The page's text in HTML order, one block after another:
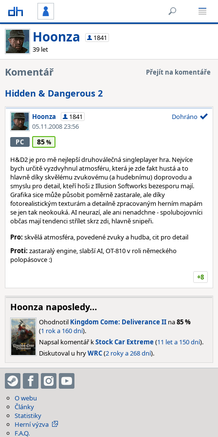
Hoonza
1841
39 let
Komentář Přejít na komentáře
Hidden & Dangerous 2
Hoonza
1841
05.11.2008 23:56
Dohráno
PC 85
H&D2 je pro mě nejlepší druhoválečná singleplayer hra. Nejvíce
bych určitě vyzdvyhnul atmosféru, která je zde fakt hustá a to
hlavně díky skvělému zvukovému (a hudebnímu) doprovodu a
smyslu pro detail, kteří hoši z Illusion Softworks bezesporu mají.
Grafika sice může působit poměrně zastarale, ale díky
fotorealistickým texturám a detailně zpracovaným herním mapám
se jen tak neokouká. AI neurazí, ale ani nenadchne - spolubojovníci
občas mají tendenci střílet skrz zdi, hlavně snipeři.
Pro: skvělá atmosféra, povedené zvuky a hudba, cit pro detail
Proti: zastaralý engine, slabší AI, OT-810 v roli německého
polopásovce :)
+8
Hoonza naposledy…
Ohodnotil Kingdom Come: Deliverance II na85 %
(1 rok a 160 dní).
Napsal komentář kStock Car Extreme (11 let a 150 dní).
Diskutoval u hryWRC(2 roky a 268 dní).
O webu
Články
Statistiky
Herní výzva
F.A.Q.